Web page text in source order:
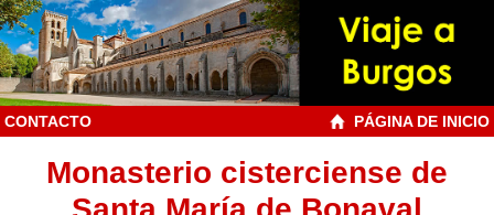
CONTACTO PÁGINA DE INICIO
Monasterio cisterciense de